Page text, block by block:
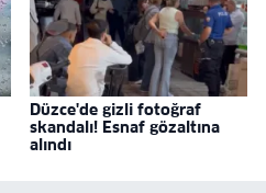
Düzce'de gizli fotoğraf
skandalı! Esnaf gözaltına
alındı